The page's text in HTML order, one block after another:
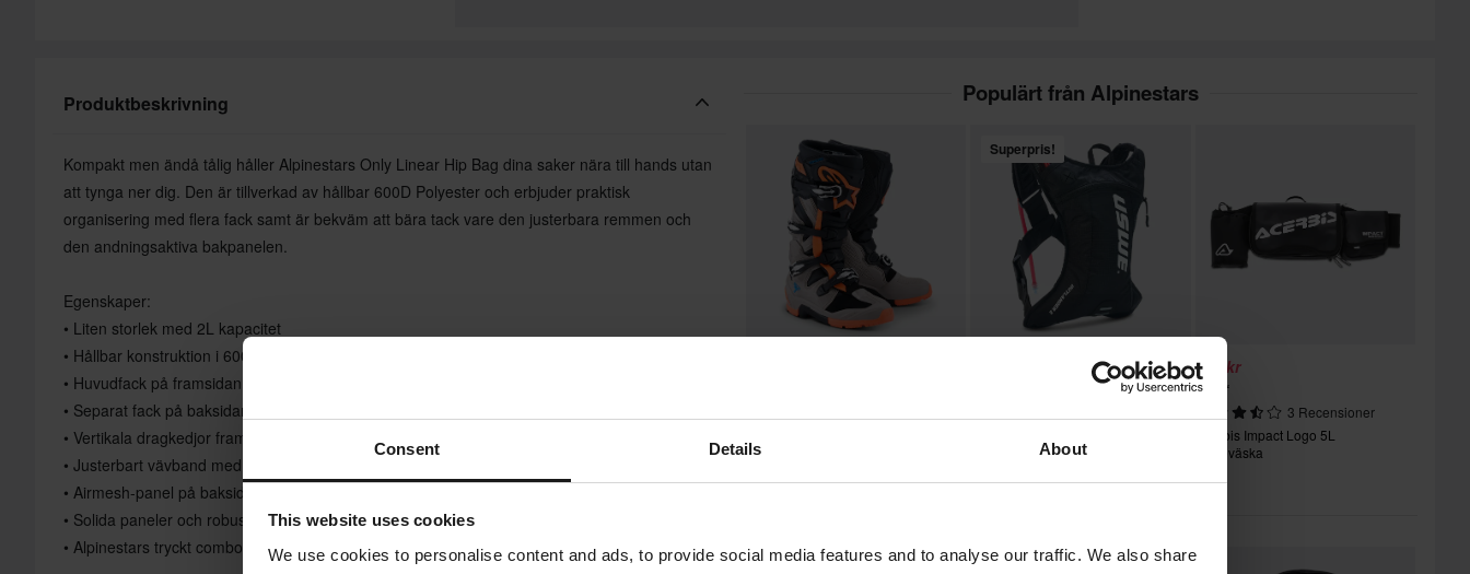
Consent Details About
This website uses cookies
We use cookies to personalise content and ads, to provide social media features and to analyse our traffic. We also share
Produktbeskrivning
Kompakt men ändå tålig håller Alpinestars Only Linear Hip Bag dina saker nära till hands utan
att tynga ner dig. Den är tillverkad av hållbar 600D Polyester och erbjuder praktisk
organisering med flera fack samt är bekväm att bära tack vare den justerbara remmen och
den andningsaktiva bakpanelen.
Egenskaper:
• Liten storlek med 2L kapacitet
• Hållbar konstruktion i 600D Polyester
• Huvudfack på framsidan med innerficka
• Separat fack på baksidan
• Vertikala dragkedjor fram och bak
• Justerbart vävband med spänne
• Airmesh-panel på baksidan för andningsförmåga
• Solida paneler och robusta dragkedjor
• Alpinestars tryckt combo-logotyp
Populärt från Alpinestars
Superpris!
Crossvätskesystem
609 kr
669 kr
3 Recensioner
Acerbis Impact Logo 5L
Midjeväska